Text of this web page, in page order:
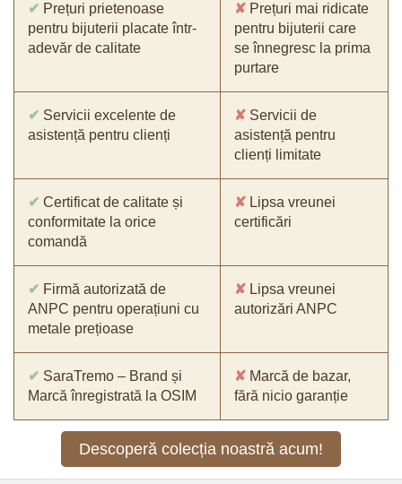
✔ Prețuri prietenoase
pentru bijuterii placate într-
adevăr de calitate
✘ Prețuri mai ridicate
pentru bijuterii care
se înnegresc la prima
purtare
✔ Servicii excelente de
asistență pentru clienți
✘ Servicii de
asistență pentru
clienți limitate
✔ Certificat de calitate și
conformitate la orice
comandă
✘ Lipsa vreunei
certificări
✔ Firmă autorizată de
ANPC pentru operațiuni cu
metale prețioase
✘ Lipsa vreunei
autorizări ANPC
✔ SaraTremo – Brand și
Marcă înregistrată la OSIM
✘ Marcă de bazar,
fără nicio garanție
Descoperă colecția noastră acum!